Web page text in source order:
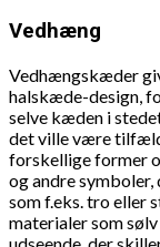
Vedhæng
Vedhængskæder
halskæde-design,
selve kæden i
det ville være
forskellige former
og andre
som f.eks. tro eller
materialer som